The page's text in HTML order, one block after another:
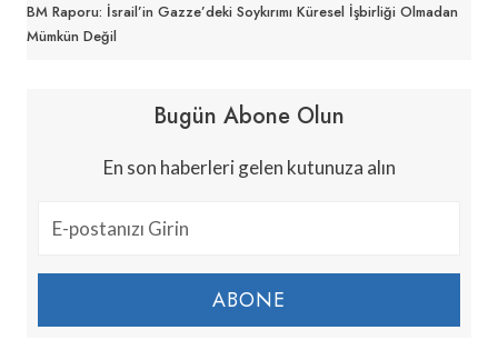
BM Raporu: İsrail’in Gazze’deki Soykırımı Küresel İşbirliği Olmadan
Mümkün Değil
Bugün Abone Olun
En son haberleri gelen kutunuza alın
ABONE